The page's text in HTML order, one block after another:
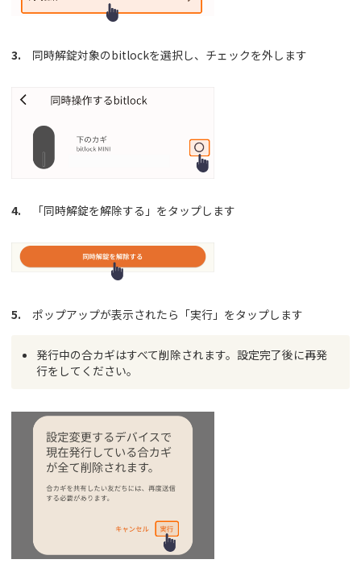
3. 同時解錠対象のbitlockを選択し、チェックを外します
4. 「同時解錠を解除する」をタップします
5. ポップアップが表示されたら「実行」をタップします
発行中の合カギはすべて削除されます。 設定完了後に再発
行をしてください。